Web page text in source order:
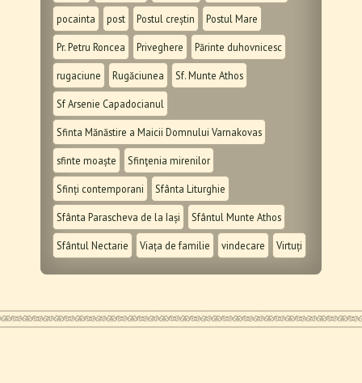
pocainta post Postul creștin Postul Mare
Pr. Petru Roncea Priveghere Părinte duhovnicesc
rugaciune Rugăciunea Sf. Munte Athos
Sf Arsenie Capadocianul
Sfinta Mănăstire a Maicii Domnului Varnakovas
sfinte moaște Sfinţenia mirenilor
Sfinți contemporani Sfânta Liturghie
Sfânta Parascheva de la Iași Sfântul Munte Athos
Sfântul Nectarie Viața de familie vindecare Virtuți